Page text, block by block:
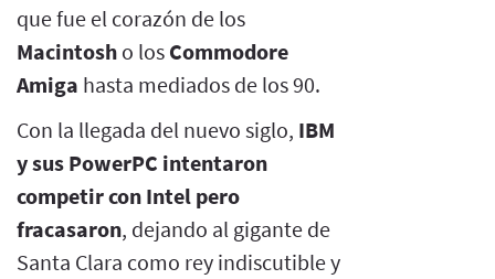
que fue el corazón de los
Macintosh o los Commodore
Amiga hasta mediados de los 90.
Con la llegada del nuevo siglo, IBM
y sus PowerPC intentaron
competir con Intel pero
fracasaron, dejando al gigante de
Santa Clara como rey indiscutible y